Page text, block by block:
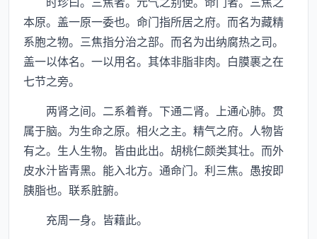
本原。盖一原一委也。命门指所居之府。而名为藏精
系胞之物。三焦指分治之部。而名为出纳腐热之司。
盖一以体名。一以用名。其体非脂非肉。白膜裹之在
七节之旁。
两肾之间。二系着脊。下通二肾。上通心肺。贯
属于脑。为生命之原。相火之主。精气之府。人物皆
有之。生人生物。皆由此出。胡桃仁颇类其壮。而外
皮水汁皆青黑。能入北方。通命门。利三焦。愚按即
胰脂也。联系脏腑。
充周一身。皆藉此。